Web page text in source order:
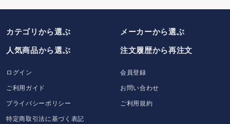
カテゴリから選ぶ メーカーから選ぶ
人気商品から選ぶ
注文履歴から再注文
ログイン
会員登録
ご利用ガイド
お問い合わせ
プライバシーポリシー
ご利用規約
特定商取引法に基づく表記